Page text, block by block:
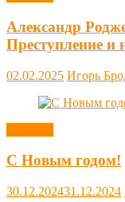
Александр
Преступление и
02.02.2025 Игорь
С Новым годом!
30.12.202431.12.2024